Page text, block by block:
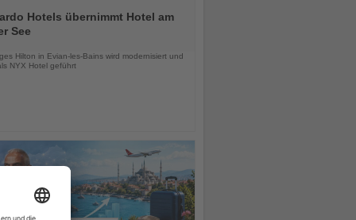
Hotels übernimmt Hotel am
See
Hilton in Evian-les-Bains wird modernisiert und
NYX Hotel geführt